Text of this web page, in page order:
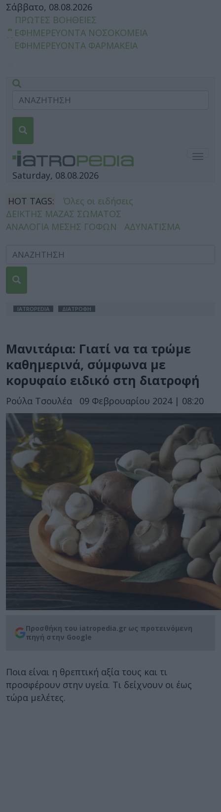
Σάββατο, 08.08.2026
ΠΡΩΤΕΣ ΒΟΗΘΕΙΕΣ
ΕΦΗΜΕΡΕΥΟΝΤΑ ΝΟΣΟΚΟΜΕΙΑ
ΕΦΗΜΕΡΕΥΟΝΤΑ ΦΑΡΜΑΚΕΙΑ
Saturday, 08.08.2026
HOT TAGS:
Όλες οι ειδήσεις
ΔΕΙΚΤΗΣ ΜΑΖΑΣ ΣΩΜΑΤΟΣ
ΑΝΑΛΟΓΙΑ ΜΕΣΗΣ ΓΟΦΩΝ
ΑΔΥΝΑΤΙΣΜΑ
IATROPEDIA ΔΙΑΤΡΟΦΗ
Μανιτάρια: Γιατί να τα τρώμε
καθημερινά, σύμφωνα με
κορυφαίο ειδικό στη διατροφή
Ρούλα Τσουλέα 09 Φεβρουαρίου 2024 | 08:20
Προσθήκη του iatropedia.gr ως προτεινόμενη
πηγή στην Google
Ποια είναι η θρεπτική αξία τους και τι
προσφέρουν στην υγεία. Τι δείχνουν οι έως
τώρα μελέτες.